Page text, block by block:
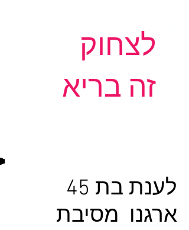
לצחוק
זה בריא
לענת בת 45
ארגנו מסיבת